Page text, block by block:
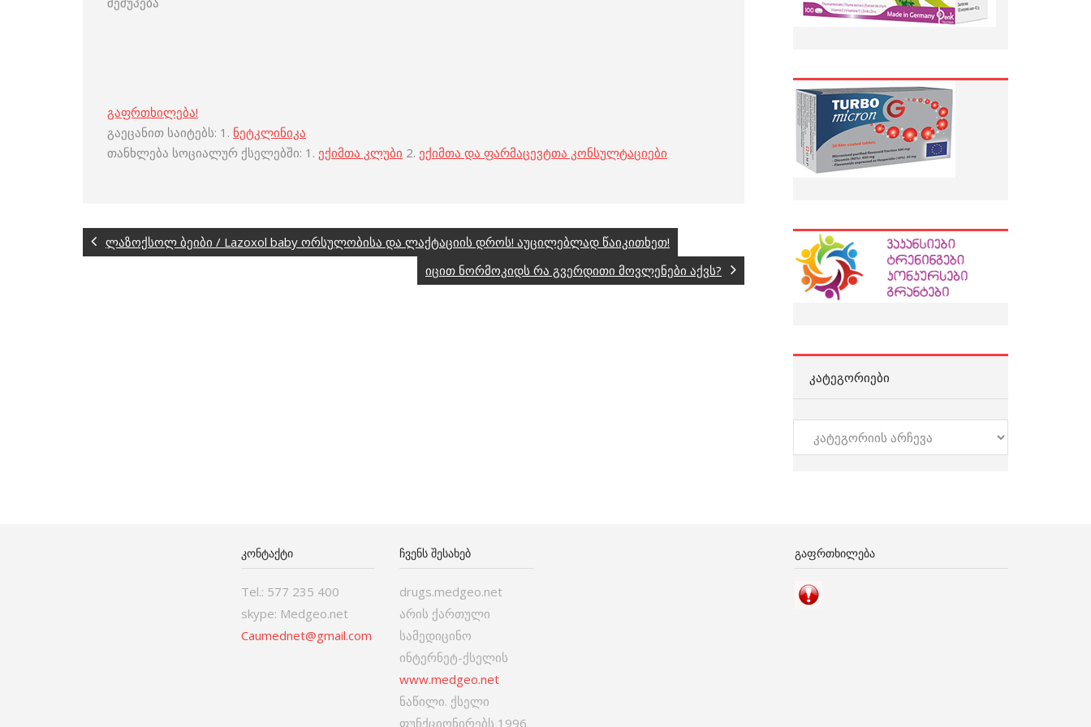
გაფრთხილება!
გაეცანით საიტებს: 1. ნეტკლინიკა
თანხლება სოციალურ ქსელებში: 1. ექიმთა კლუბი 2. ექიმთა და ფარმაცევტთა კონსულტაციები
ლაზოქსოლ ბეიბი / Lazoxol baby ორსულობისა და ლაქტაციის დროს! აუცილებლად წაიკითხეთ!
იცით ნორმოკიდს რა გვერდითი მოვლენები აქვს?
ᲙᲐᲢᲔᲒᲝᲠᲘᲔᲑᲘ
კატეგორიები
ᲙᲝᲜᲢᲐᲥᲢᲘ
Tel.: 577 235 400
skype: Medgeo.net
Caumednet@gmail.com
ᲩᲕᲔᲜᲡ ᲨᲔᲡᲐᲮᲔᲑ
drugs.medgeo.net
არის ქართული
სამედიცინო
ინტერნეტ-ქსელის
www.medgeo.net
ნაწილი. ქსელი
ფუნქციონირებს 1996
ᲒᲐᲤᲠᲗᲮᲘᲚᲔᲑᲐ